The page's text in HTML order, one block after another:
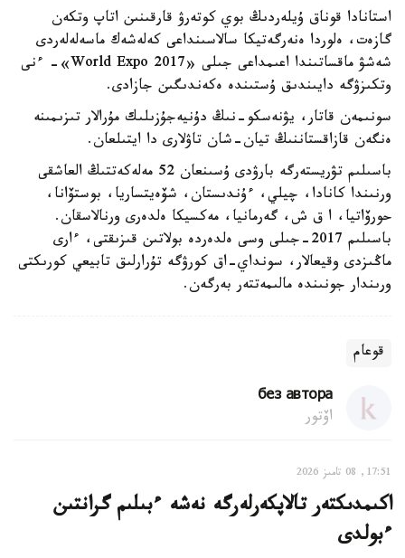
استانادا قوناق ۇيلەردىڭ بوي كوتەرۋ قارقىنىن اتاپ وتكەن
گازەت، ەلوردا ەنەرگەتيكا سالاسىنداعى كەلەشەك ماسەلەلەردى
شەشۋ ماقساتىندا اعىمداعى جىلى «World Expo 2017»- ءنى
وتكىزۋگە دايىندىق ۇستىندە ەكەندىگىن جازادى.
سونىمەن قاتار، يۋنەسكو-نىڭ دۇنيەجۇزىلىك مۇرالار تىزىمىنە
ەنگەن قازاقستاننىڭ تيان-شان تاۋلارى دا ايتىلعان.
باسىلىم تۋريستەرگە بارۋدى ۇسىنعان 52 مەلەكەتتىڭ العاشقى
ورنىندا كانادا، چيلي، ءۇندىستان، شۆەيتساريا، بوستۆانا،
حورۆاتيا، ا ق ش، گەرمانيا، مەكسيكا ەلدەرى ورنالاسقان.
باسىلىم 2017-جىلى وسى ەلدەردە بولاتىن قىزىقتى، ءارى
ماڭىزدى وقيعالار، سونداي-اق كورۋگە تۇرارلىق تابيعي كورىكتى
ورىندار جونىندە مالىمەتتەر بەرگەن.
قوعام
без автора
اۆتور
17:51, 08 تامىز 2026
اكىمدىكتەر تالاپكەرلەرگە نەشە ءبىلىم گرانتىن
ءبولدى